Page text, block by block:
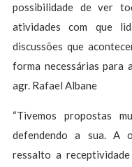
possibilidade de ver
atividades com que
discussões que
forma necessárias para
agr. Rafael Albane
“Tivemos propostas
defendendo a sua. A
ressalto a